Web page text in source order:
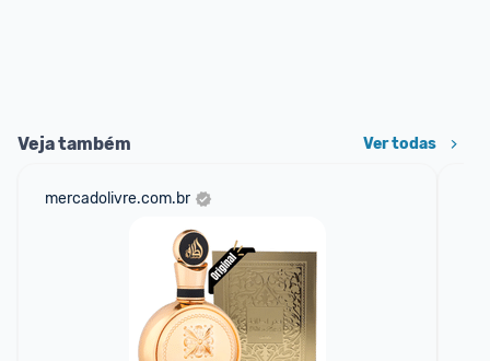
Veja também Ver todas
mercadolivre.com.br